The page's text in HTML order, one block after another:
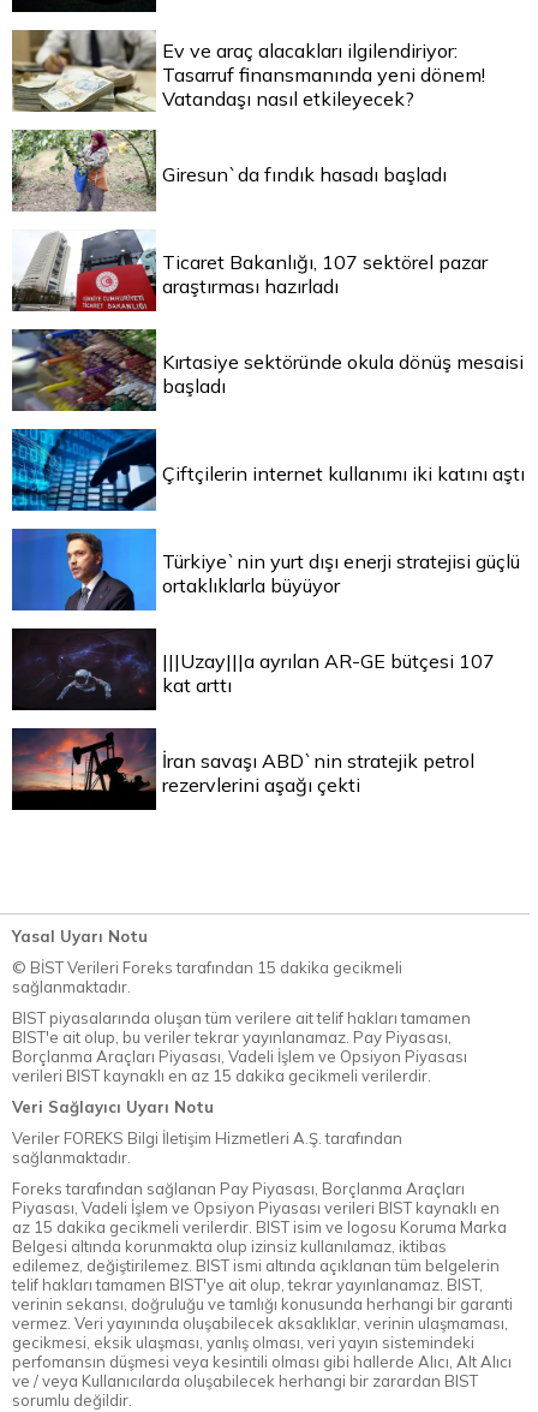
Ev ve araç alacakları ilgilendiriyor:
Tasarruf finansmanında yeni dönem!
Vatandaşı nasıl etkileyecek?
Giresun`da fındık hasadı başladı
Ticaret Bakanlığı, 107 sektörel pazar
araştırması hazırladı
Kırtasiye sektöründe okula dönüş mesaisi
başladı
Çiftçilerin internet kullanımı iki katını aştı
Türkiye`nin yurt dışı enerji stratejisi güçlü
ortaklıklarla büyüyor
|||Uzay|||a ayrılan AR-GE bütçesi 107
kat arttı
İran savaşı ABD`nin stratejik petrol
rezervlerini aşağı çekti
Yasal Uyarı Notu
© BİST Verileri Foreks tarafından 15 dakika gecikmeli
sağlanmaktadır.
BIST piyasalarında oluşan tüm verilere ait telif hakları tamamen
BIST'e ait olup, bu veriler tekrar yayınlanamaz. Pay Piyasası,
Borçlanma Araçları Piyasası, Vadeli İşlem ve Opsiyon Piyasası
verileri BIST kaynaklı en az 15 dakika gecikmeli verilerdir.
Veri Sağlayıcı Uyarı Notu
Veriler FOREKS Bilgi İletişim Hizmetleri A.Ş. tarafından
sağlanmaktadır.
Foreks tarafından sağlanan Pay Piyasası, Borçlanma Araçları
Piyasası, Vadeli İşlem ve Opsiyon Piyasası verileri BIST kaynaklı en
az 15 dakika gecikmeli verilerdir. BIST isim ve logosu Koruma Marka
Belgesi altında korunmakta olup izinsiz kullanılamaz, iktibas
edilemez, değiştirilemez. BIST ismi altında açıklanan tüm belgelerin
telif hakları tamamen BIST'ye ait olup, tekrar yayınlanamaz. BIST,
verinin sekansı, doğruluğu ve tamlığı konusunda herhangi bir garanti
vermez. Veri yayınında oluşabilecek aksaklıklar, verinin ulaşmaması,
gecikmesi, eksik ulaşması, yanlış olması, veri yayın sistemindeki
perfomansın düşmesi veya kesintili olması gibi hallerde Alıcı, Alt Alıcı
ve / veya Kullanıcılarda oluşabilecek herhangi bir zarardan BIST
sorumlu değildir.